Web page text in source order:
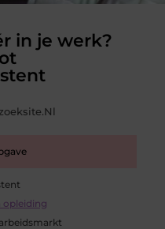
in je werk?
opleiding